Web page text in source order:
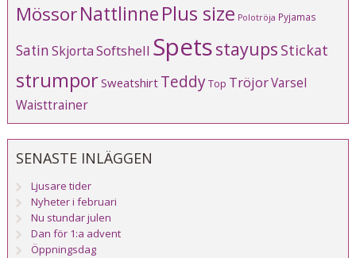
MössorNattlinnePlus size Polotröja Pyjamas
SatinSkjortaSoftshell Spetsstayups Stickat
strumporSweatshirt TeddyTop TröjorVarsel
Waisttrainer
SENASTE INLÄGGEN
Ljusare tider
Nyheter i februari
Nu stundar julen
Dan för 1:a advent
Öppningsdag